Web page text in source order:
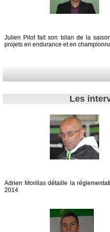
Julien Pilot fait son bilan de la
projets en endurance et en
Les
Adrien Morillas détaille la
2014